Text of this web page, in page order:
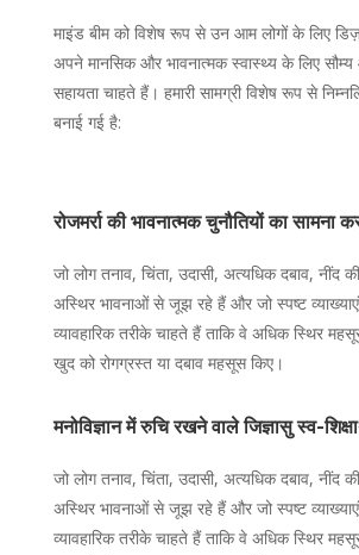
माइंड बीम को विशेष रूप से उन आम लोगों के लिए
अपने मानसिक और भावनात्मक स्वास्थ्य के लिए
सहायता चाहते हैं। हमारी सामग्री विशेष रूप से
बनाई गई है:
रोजमर्रा की भावनात्मक चुनौतियों का सामना
जो लोग तनाव, चिंता, उदासी, अत्यधिक दबाव, नींद
अस्थिर भावनाओं से जूझ रहे हैं और जो स्पष्ट
व्यावहारिक तरीके चाहते हैं ताकि वे अधिक स्थिर
खुद को रोगग्रस्त या दबाव महसूस किए।
मनोविज्ञान में रुचि रखने वाले जिज्ञासु स्व-
जो लोग तनाव, चिंता, उदासी, अत्यधिक दबाव, नींद
अस्थिर भावनाओं से जूझ रहे हैं और जो स्पष्ट
व्यावहारिक तरीके चाहते हैं ताकि वे अधिक स्थिर